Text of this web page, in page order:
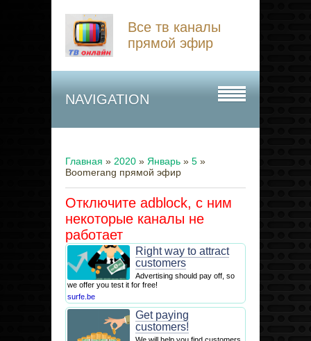
Все тв каналы
прямой эфир
NAVIGATION
Главная » 2020 » Январь » 5 »
Boomerang прямой эфир
Отключите adblock, с ним
некоторые каналы не
работает
Right way to attract
customers
Advertising should pay off, so
we offer you test it for free!
surfe.be
Get paying
customers!